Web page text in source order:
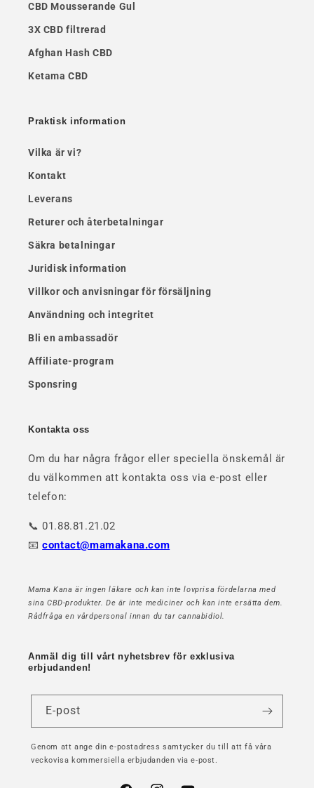
CBD Mousserande Gul
3X CBD filtrerad
Afghan Hash CBD
Ketama CBD
Praktisk information
Vilka är vi?
Kontakt
Leverans
Returer och återbetalningar
Säkra betalningar
Juridisk information
Villkor och anvisningar för försäljning
Användning och integritet
Bli en ambassadör
Affiliate-program
Sponsring
Kontakta oss
Om du har några frågor eller speciella önskemål är
du välkommen att kontakta oss via e-post eller
telefon:
📞 01.88.81.21.02
📧contact@mamakana.com
Mama Kana är ingen läkare och kan inte lovprisa fördelarna med
sina CBD-produkter. De är inte mediciner och kan inte ersätta dem.
Rådfråga en vårdpersonal innan du tar cannabidiol.
Anmäl dig till vårt nyhetsbrev för exklusiva
erbjudanden!
E-post
Genom att ange din e-postadress samtycker du till att få våra
veckovisa kommersiella erbjudanden via e-post.